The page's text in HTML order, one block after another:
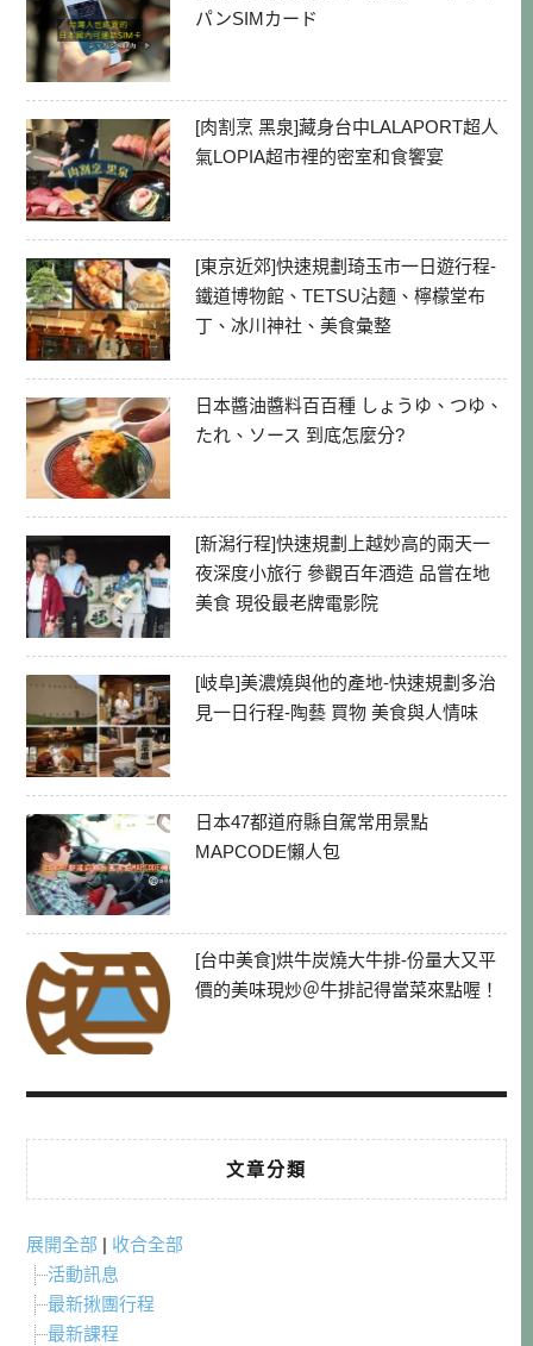
パンSIMカード
[肉割烹 黑泉]藏身台中LALAPORT超人
氣LOPIA超市裡的密室和食饗宴
[東京近郊]快速規劃琦玉市一日遊行程-
鐵道博物館、TETSU沾麵、檸檬堂布
丁、冰川神社、美食彙整
日本醬油醬料百百種 しょうゆ、つゆ、
たれ、ソース 到底怎麼分?
[新潟行程]快速規劃上越妙高的兩天一
夜深度小旅行 參觀百年酒造 品嘗在地
美食 現役最老牌電影院
[岐阜]美濃燒與他的產地-快速規劃多治
見一日行程-陶藝 買物 美食與人情味
日本47都道府縣自駕常用景點
MAPCODE懶人包
[台中美食]烘牛炭燒大牛排-份量大又平
價的美味現炒＠牛排記得當菜來點喔！
文章分類
展開全部 | 收合全部
活動訊息
最新揪團行程
最新課程